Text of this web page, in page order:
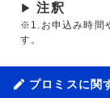
▶ 注釈
※1.お申込み時間
す。
プロミスに関